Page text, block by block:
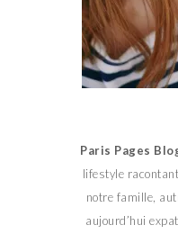
Paris Pages
lifestyle
notre famille,
aujourd’hui